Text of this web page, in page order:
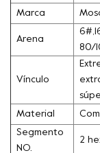
Marca
Arena
80/
Vínculo
Material
Segmento
NO.
2